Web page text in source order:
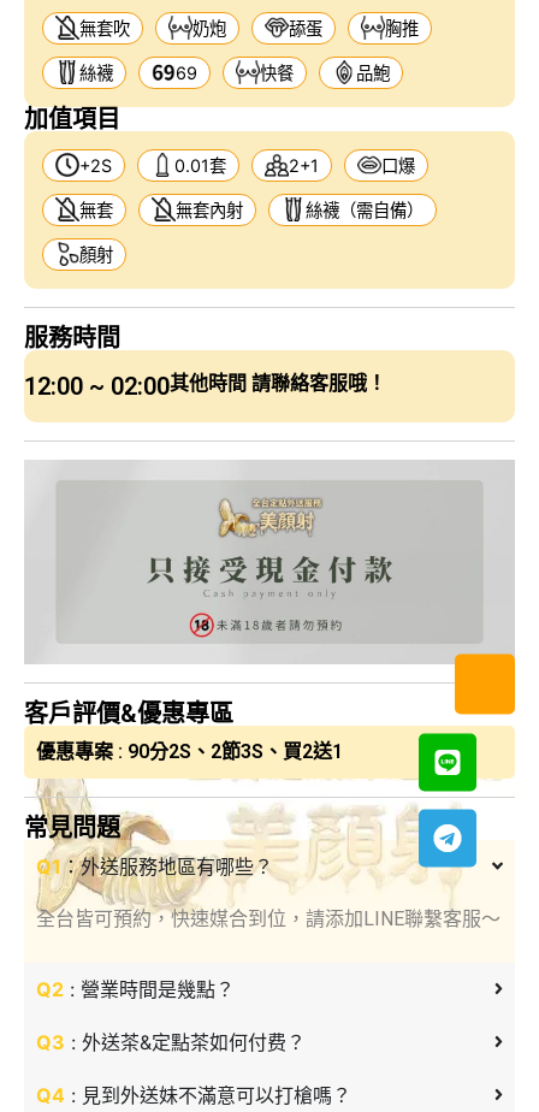
無套吹 奶炮 舔蛋 胸推
絲襪 69 快餐 品鮑
加值項目
+2S 0.01套 2+1 口爆
無套 無套內射 絲襪（需自備）
顏射
服務時間
12:00 ~ 02:00其他時間 請聯絡客服哦！
客戶評價&優惠專區
優惠專案 : 90分2S、2節3S、買2送1
常見問題
Q1 ：外送服務地區有哪些？
全台皆可預約，快速媒合到位，請添加LINE聯繫客服～
Q2 : 營業時間是幾點？
Q3 : 外送茶&定點茶如何付费？
Q4 : 見到外送妹不滿意可以打槍嗎？